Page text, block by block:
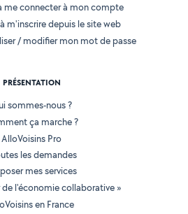
me connecter à mon compte
m'inscrire depuis le site web
/ modifier mon mot de passe
PRÉSENTATION
sommes-nous ?
ça marche ?
AlloVoisins Pro
les demandes
mes services
de l'économie collaborative »
en France